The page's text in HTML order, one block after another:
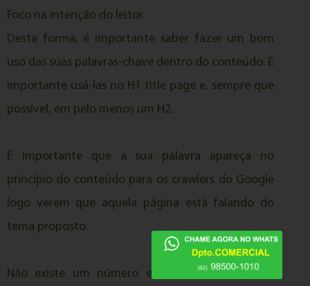
Foco na intenção do leitor.
Desta forma, é importante saber fazer um bom
uso das suas palavras-chave dentro do conteúdo. É
importante usá-las no H1 title page e, sempre que
possível, em pelo menos um H2.
É importante que a sua palavra apareça no
princípio do conteúdo para os crawlers do Google
logo verem que aquela página está falando do
tema proposto.
Não existe um número exato de vezes que a